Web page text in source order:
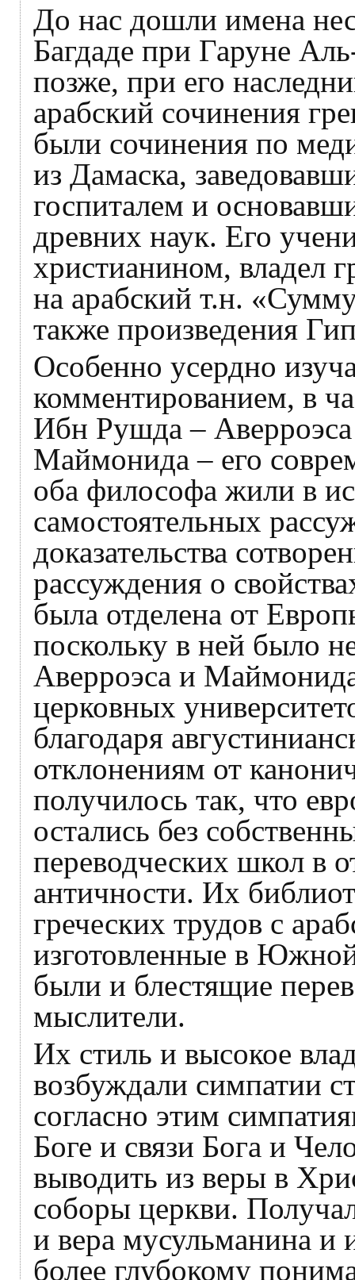
До нас дошли имена
Багдаде при Гаруне
позже, при его
арабский сочинения
были сочинения по
из Дамаска,
госпиталем и
древних наук. Его
христианином, владел
на арабский т.н.
также произведения
Особенно усердно
комментированием, в
Ибн Рушда –
Маймонида – его
оба философа жили в
самостоятельных
доказательства
рассуждения о
была отделена от
поскольку в ней было
Аверроэса и
церковных
благодаря
отклонениям от
получилось так, что
остались без
переводческих школ в
античности. Их
греческих трудов с
изготовленные в
были и блестящие
мыслители.
Их стиль и высокое
возбуждали симпатии
согласно этим
Боге и связи Бога и
выводить из веры в
соборы церкви.
и вера мусульманина и
более глубокому